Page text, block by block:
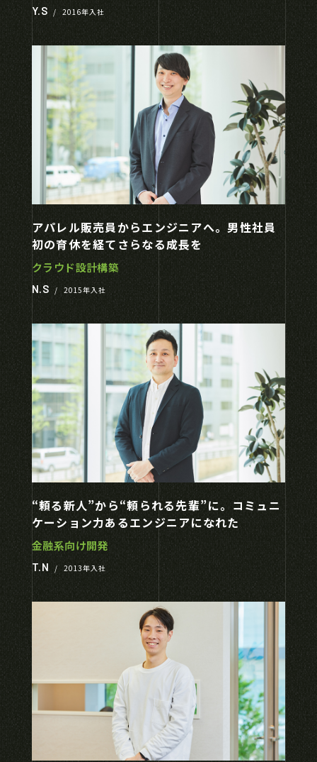
Y.S / 2016年入社
アパレル販売員からエンジニアへ。男性社員
初の育休を経てさらなる成長を
クラウド設計構築
N.S / 2015年入社
“頼る新人”から“頼られる先輩”に。コミュニ
ケーション力あるエンジニアになれた
金融系向け開発
T.N
/ 2013年入社